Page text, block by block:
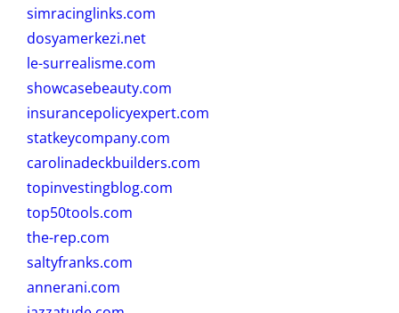
simracinglinks.com
dosyamerkezi.net
le-surrealisme.com
showcasebeauty.com
insurancepolicyexpert.com
statkeycompany.com
carolinadeckbuilders.com
topinvestingblog.com
top50tools.com
the-rep.com
saltyfranks.com
annerani.com